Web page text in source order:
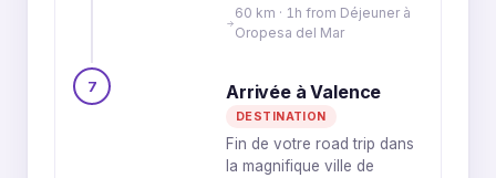
60 km · 1h from Déjeuner à
Oropesa del Mar
7 Arrivée à Valence
DESTINATION
Fin de votre road trip dans
la magnifique ville de